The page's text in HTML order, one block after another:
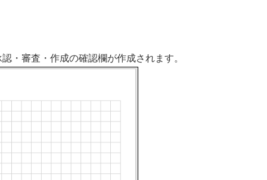
・審査・作成の確認欄が作成されます。